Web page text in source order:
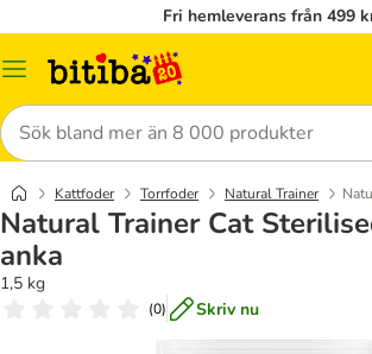
Fri hemleverans från 499
Meny
Sök
Kattfoder Torrfoder Natural Trainer
Natural Trainer Cat
anka
1,5 kg
(0) Skriv nu